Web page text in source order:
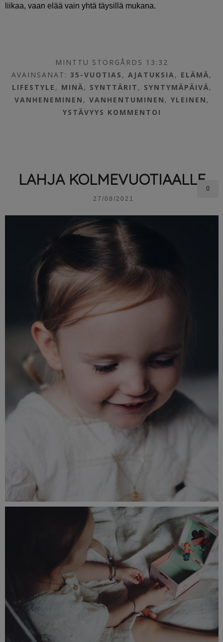
liikaa, vaan elää vain yhtä täysillä mukana.
MINTTU STORGÅRDS 13:32
AVAINSANAT:35-VUOTIAS ,AJATUKSIA, ELÄMÄ,
LIFESTYLE , MINÄ, SYNTTÄRIT , SYNTYMÄPÄIVÄ,
VANHENEMINEN , VANHENTUMINEN , YLEINEN ,
YSTÄVYYS KOMMENTOI
LAHJA KOLMEVUOTIAALLE
27/08/2021
0